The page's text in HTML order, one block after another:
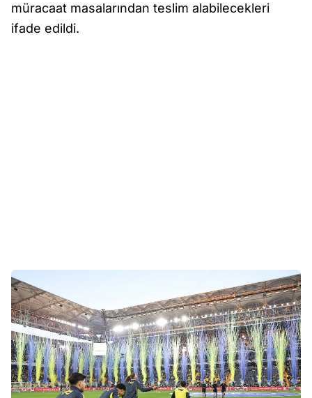
müracaat masalarından teslim alabilecekleri
ifade edildi.